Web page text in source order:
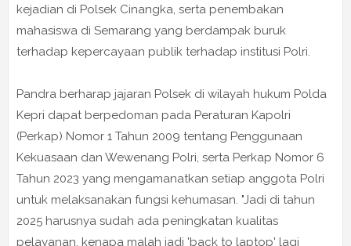
kejadian di Polsek Cinangka, serta penembakan
mahasiswa di Semarang yang berdampak buruk
terhadap kepercayaan publik terhadap institusi Polri.
Pandra berharap jajaran Polsek di wilayah hukum Polda
Kepri dapat berpedoman pada Peraturan Kapolri
(Perkap) Nomor 1 Tahun 2009 tentang Penggunaan
Kekuasaan dan Wewenang Polri, serta Perkap Nomor 6
Tahun 2023 yang mengamanatkan setiap anggota Polri
untuk melaksanakan fungsi kehumasan. "Jadi di tahun
2025 harusnya sudah ada peningkatan kualitas
pelayanan, kenapa malah jadi 'back to laptop' lagi